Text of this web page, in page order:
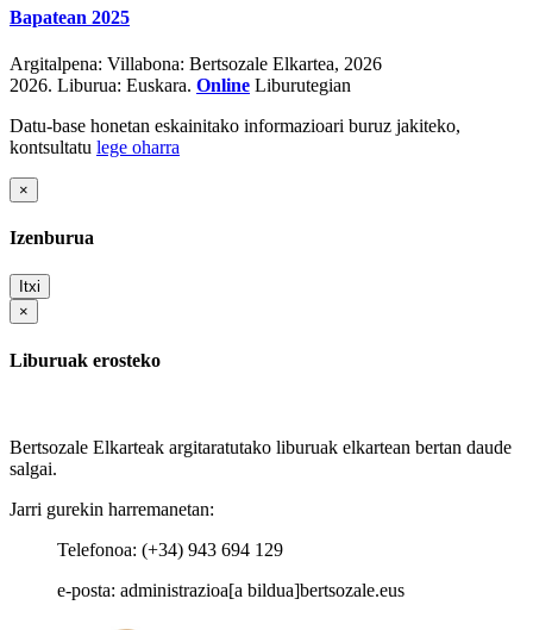
Bapatean 2025
Argitalpena: Villabona: Bertsozale Elkartea, 2026
2026. Liburua: Euskara. Online Liburutegian
Datu-base honetan eskainitako informazioari buruz jakiteko,
kontsultatu lege oharra
×
Izenburua
Itxi
×
Liburuak erosteko
Bertsozale Elkarteak argitaratutako liburuak elkartean bertan daude
salgai.
Jarri gurekin harremanetan:
Telefonoa: (+34) 943 694 129
e-posta: administrazioa[a bildua]bertsozale.eus